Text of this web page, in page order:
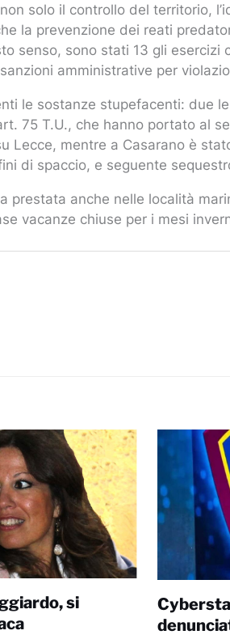
solo il controllo del territorio,
la prevenzione dei reati
senso, sono stati 13 gli esercizi
amministrative per
le sostanze stupefacenti: due le
75 T.U., che hanno portato al
Lecce, mentre a Casarano è
di spaccio, e seguente
prestata anche nelle località
vacanze chiuse per i mesi
si